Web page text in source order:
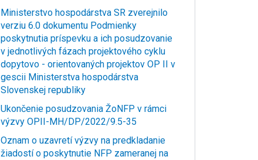
Ministerstvo hospodárstva SR zverejnilo
verziu 6.0 dokumentu Podmienky
poskytnutia príspevku a ich posudzovanie
v jednotlivých fázach projektového cyklu
dopytovo - orientovaných projektov OP II v
gescii Ministerstva hospodárstva
Slovenskej republiky
Ukončenie posudzovania ŽoNFP v rámci
výzvy OPII-MH/DP/2022/9.5-35
Oznam o uzavretí výzvy na predkladanie
žiadostí o poskytnutie NFP zameranej na